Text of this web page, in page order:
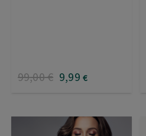
99,00€ 9,99 €